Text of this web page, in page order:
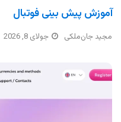
آموزش پیش بینی فوتبال
مجید جان‌ملکی جولای 8, 2026